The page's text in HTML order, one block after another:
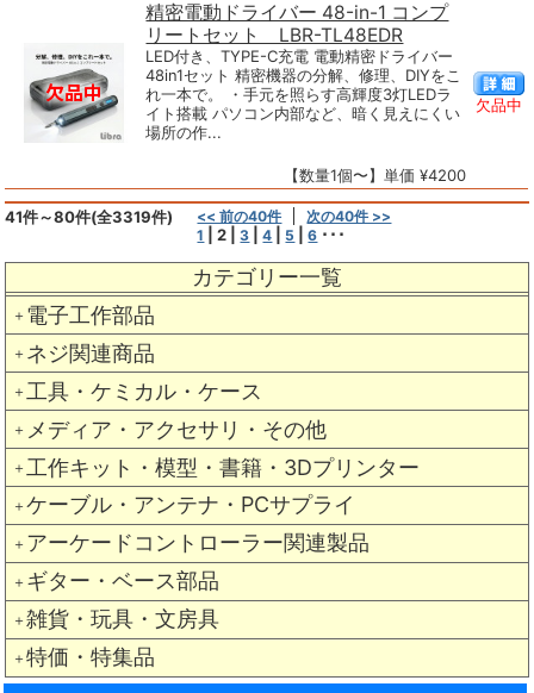
カテゴリー一覧
＋ 電子工作部品
＋ ネジ関連商品
＋ 工具・ケミカル・ケース
＋ メディア・アクセサリ・その他
＋ 工作キット・模型・書籍・3Dプリンター
＋ ケーブル・アンテナ・PCサプライ
＋ アーケードコントローラー関連製品
＋ ギター・ベース部品
＋ 雑貨・玩具・文房具
＋ 特価・特集品
精密電動ドライバー 48-in-1 コンプ
リートセット LBR-TL48EDR
LED付き、TYPE-C充電 電動精密ドライバー
48in1セット 精密機器の分解、修理、DIYをこ
れ一本で。 ・手元を照らす高輝度3灯LEDラ
イト搭載 パソコン内部など、暗く見えにくい
場所の作...
【数量1個〜】単価 ¥4200
欠品中
41件～80件(全3319件) << 前の40件
次の40件 >>
1
|2 |3 |4 5 |6 ･･･